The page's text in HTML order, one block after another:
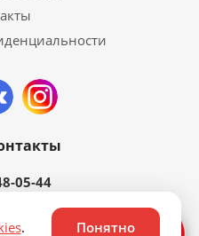
05-44
. Понятно